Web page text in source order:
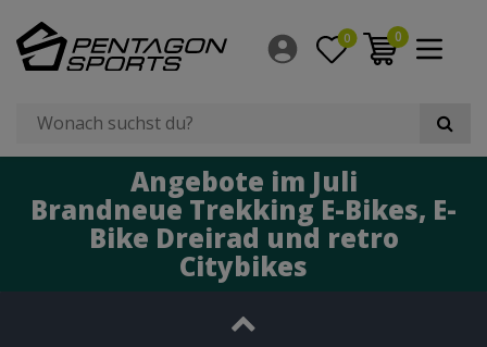
0 0
Angebote im Juli
Brandneue Trekking E-Bikes, E-
Bike Dreirad und retro
Citybikes